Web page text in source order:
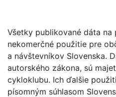
Všetky publikované dáta na
nekomerčné použitie pre
a návštevníkov Slovenska.
autorského zákona, sú
cykloklubu. Ich ďalšie
písomným súhlasom